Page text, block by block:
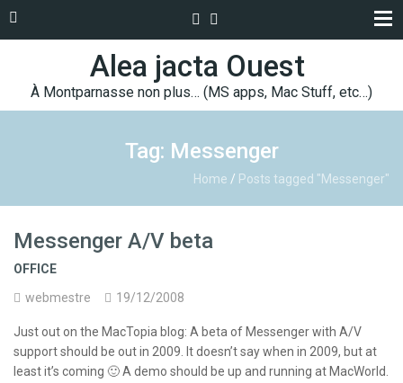
Alea jacta Ouest
À Montparnasse non plus… (MS apps, Mac Stuff, etc…)
Tag: Messenger
Home / Posts tagged "Messenger"
Messenger A/V beta
OFFICE
webmestre
19/12/2008
Just out on the MacTopia blog: A beta of Messenger with A/V
support should be out in 2009. It doesn’t say when in 2009, but at
least it’s coming 🙂 A demo should be up and running at MacWorld.